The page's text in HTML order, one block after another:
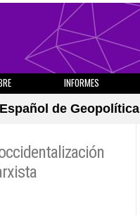
INFORMES
de Geopolítica